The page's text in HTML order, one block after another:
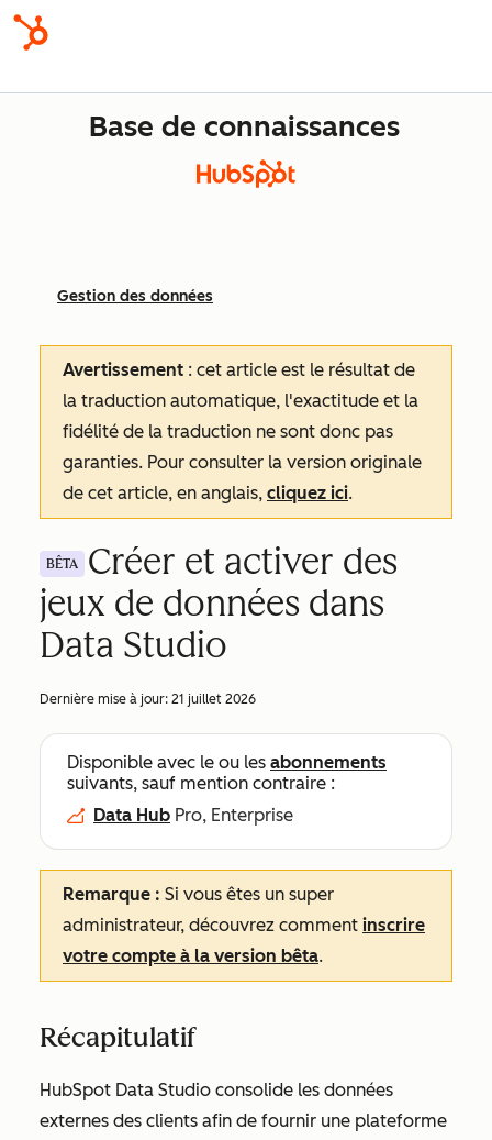
Base de connaissances
Gestion des données
Avertissement : cet article est le résultat de
la traduction automatique, l'exactitude et la
fidélité de la traduction ne sont donc pas
garanties. Pour consulter la version originale
de cet article, en anglais, cliquez ici.
BÊTA
Créer et activer des
jeux de données dans
Data Studio
Dernière mise à jour: 21 juillet 2026
Disponible avec le ou les abonnements
suivants, sauf mention contraire :
Data Hub Pro, Enterprise
Remarque : Si vous êtes un super
administrateur, découvrez comment inscrire
votre compte à la version bêta.
Récapitulatif
HubSpot Data Studio consolide les données
externes des clients afin de fournir une plateforme